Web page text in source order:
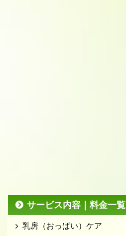
サービス内容｜料金一覧
乳房（おっぱい）ケア